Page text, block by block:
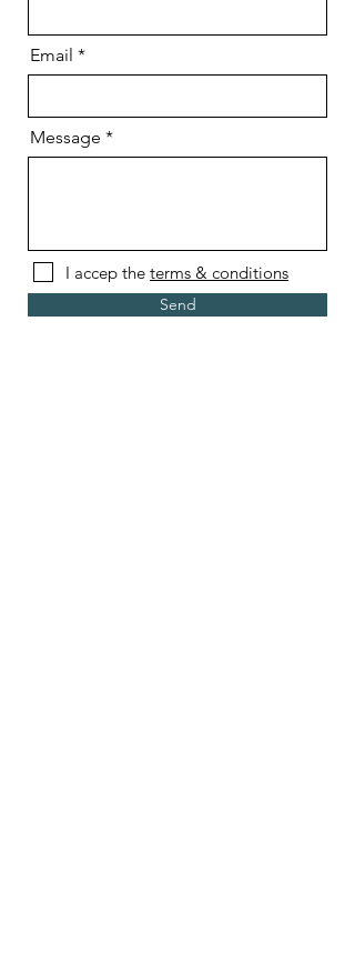
Email
Message
I accep the terms & conditions
Send